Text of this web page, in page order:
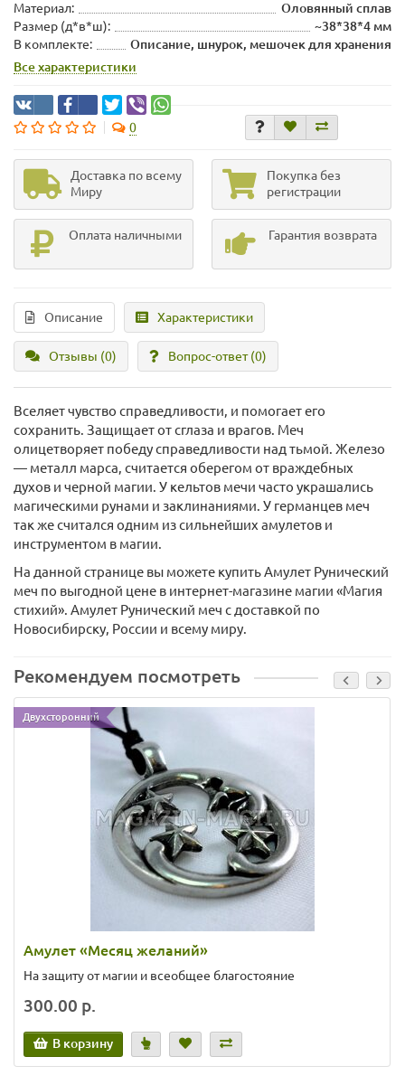
Материал:
Оловянный сплав
Размер (д*в*ш):
~38*38*4 мм
В комплекте:
Описание, шнурок, мешочек для хранения
Все характеристики
0
Доставка по всему
Миру
Покупка без
регистрации
Оплата наличными Гарантия возврата
Описание Характеристики
Отзывы (0) Вопрос-ответ(0)
Вселяет чувство справедливости, и помогает его
сохранить. Защищает от сглаза и врагов. Меч
олицетворяет победу справедливости над тьмой. Железо
— металл марса, считается оберегом от враждебных
духов и черной магии. У кельтов мечи часто украшались
магическими рунами и заклинаниями. У германцев меч
так же считался одним из сильнейших амулетов и
инструментом в магии.
На данной странице вы можете купить Амулет Рунический
меч по выгодной цене в интернет-магазине магии «Магия
стихий». Амулет Рунический меч с доставкой по
Новосибирску, России и всему миру.
Рекомендуем посмотреть
Двухсторонний
Амулет «Месяц желаний»
На защиту от магии и всеобщее благостояние
300.00 р.
В корзину